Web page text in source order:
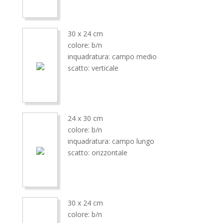
30 x 24 cm
colore: b/n
inquadratura: campo medio
scatto: verticale
24 x 30 cm
colore: b/n
inquadratura: campo lungo
scatto: orizzontale
30 x 24 cm
colore: b/n